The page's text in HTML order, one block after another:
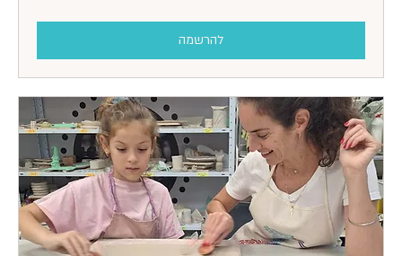
להרשמה